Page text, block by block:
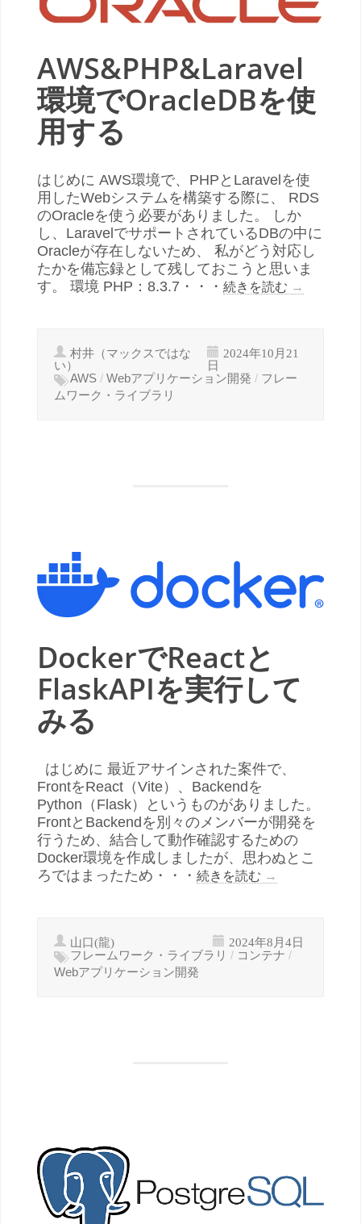
AWS&PHP&Laravel
環境でOracleDBを使
用する
はじめに AWS環境で、PHPとLaravelを使
用したWebシステムを構築する際に、 RDS
のOracleを使う必要がありました。 しか
し、LaravelでサポートされているDBの中に
Oracleが存在しないため、 私がどう対応し
たかを備忘録として残しておこうと思いま
す。 環境 PHP：8.3.7・・・ 続きを読む →
村井（マックスではな
い）
2024年10月21
日
AWS / Webアプリケーション開発 / フレー
ムワーク・ライブラリ
DockerでReactと
FlaskAPIを実行して
みる
はじめに 最近アサインされた案件で、
FrontをReact（Vite）、Backendを
Python（Flask）というものがありました。
FrontとBackendを別々のメンバーが開発を
行うため、結合して動作確認するための
Docker環境を作成しましたが、思わぬとこ
ろではまったため・・・ 続きを読む →
山口(龍) 2024年8月4日
フレームワーク・ライブラリ / コンテナ /
Webアプリケーション開発